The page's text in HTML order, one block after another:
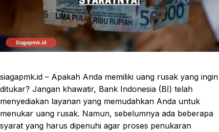
siagapmk.id – Apakah Anda memiliki uang rusak yang ingin
ditukar? Jangan khawatir, Bank Indonesia (BI) telah
menyediakan layanan yang memudahkan Anda untuk
menukar uang rusak. Namun, sebelumnya ada beberapa
syarat yang harus dipenuhi agar proses penukaran